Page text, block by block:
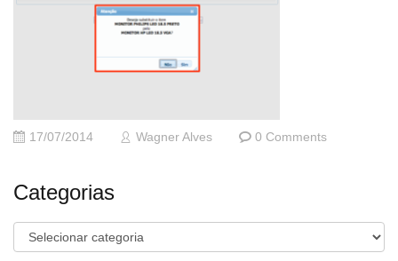
17/07/2014 Wagner Alves 0 Comments
Categorias
Categorias